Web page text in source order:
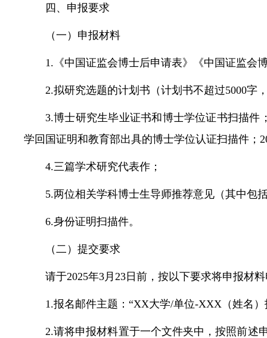
四、申报要求
（一）申报材料
1.《中国证监会博士后申请表》《中国证监会
2.拟研究选题的计划书（计划书不超过5000字
3.博士研究生毕业证书和博士学位证书扫描
学回国证明和教育部出具的博士学位认证扫描件；
4.三篇学术研究代表作；
5.两位相关学科博士生导师推荐意见（其中包
6.身份证明扫描件。
（二）提交要求
请于2025年3月23日前，按以下要求将申报材
1.报名邮件主题：“XX大学/单位-XXX（姓名
2.请将申报材料置于一个文件夹中，按照前述